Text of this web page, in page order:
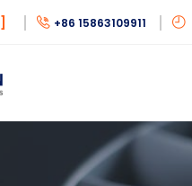
+86 15863109911